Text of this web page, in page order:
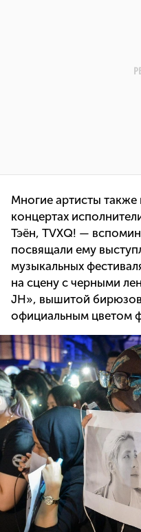
Многие артисты также
концертах
Тэён, TVXQ! —
посвящали ему
музыкальных
на сцену с черными
JH», вышитой
официальным цветом